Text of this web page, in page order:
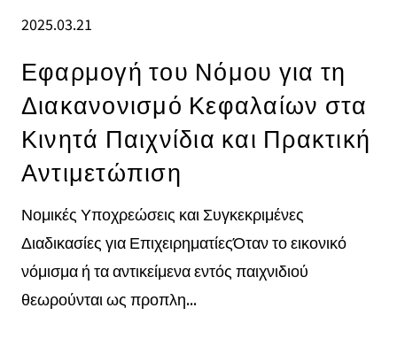
2025.03.21
Εφαρμογή του Νόμου για τη
Διακανονισμό Κεφαλαίων στα
Κινητά Παιχνίδια και Πρακτική
Αντιμετώπιση
Νομικές Υποχρεώσεις και Συγκεκριμένες
Διαδικασίες για ΕπιχειρηματίεςΌταν το εικονικό
νόμισμα ή τα αντικείμενα εντός παιχνιδιού
θεωρούνται ως προπλη...